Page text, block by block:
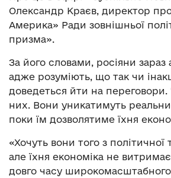
Олександр Краєв, директор
Америка» Ради зовнішньої
призма».
За його словами, росіяни зараз
адже розуміють, що так чи
доведеться йти на переговори.
них. Вони уникатимуть
поки їм дозволятиме їхня
«Хочуть вони того з політичної
але їхня економіка не
довго часу